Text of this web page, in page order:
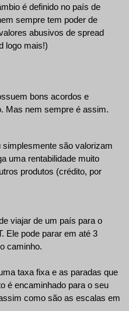
é definido no país de
sempre tem poder de
abusivos de spread
logo mais!)
bons acordos e
Mas nem sempre é assim.
são valorizam
uma rentabilidade muito
produtos (crédito, por
viajar de um país para o
Ele pode parar em até 3
caminho.
taxa fixa e as paradas que
é encaminhado para o seu
como são as escalas em